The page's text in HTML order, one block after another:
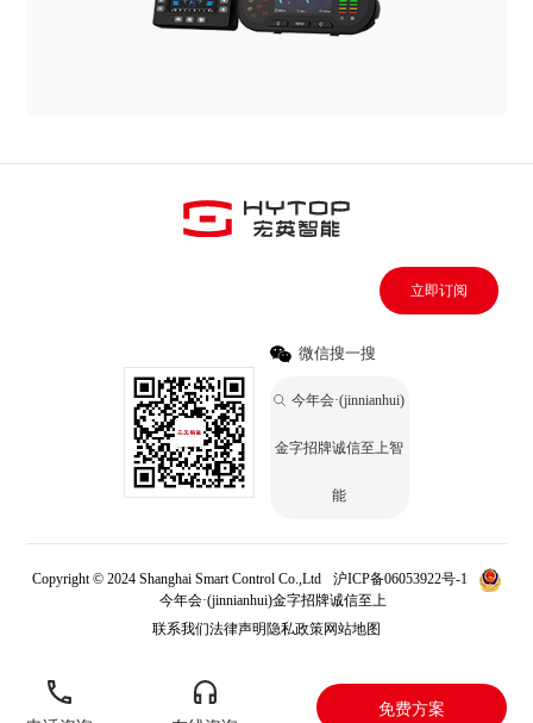
立即订阅
微信搜一搜
今年会·(jinnianhui)
金字招牌诚信至上智
能
Copyright © 2024 Shanghai Smart Control Co.,Ltd
沪ICP备06053922号-1
今年会·(jinnianhui)金字招牌诚信至上
联系我们法律声明 隐私政策网站地图
免费方案